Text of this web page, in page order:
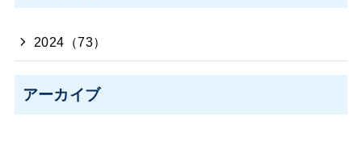
2024（73）
アーカイブ